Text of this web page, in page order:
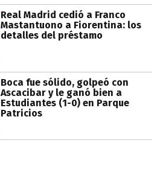
Real Madrid cedió a Franco
Mastantuono a Fiorentina: los
detalles del préstamo
Boca fue sólido, golpeó con
Ascacibar y le ganó bien a
Estudiantes (1-0) en Parque
Patricios